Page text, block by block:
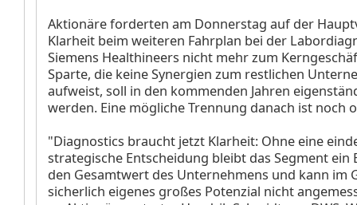
Aktionäre forderten am Donnerstag auf der
Klarheit beim weiteren Fahrplan bei der
Siemens Healthineers nicht mehr zum
Sparte, die keine Synergien zum restlichen
aufweist, soll in den kommenden Jahren
werden. Eine mögliche Trennung danach ist noch
"Diagnostics braucht jetzt Klarheit: Ohne eine
strategische Entscheidung bleibt das Segment
den Gesamtwert des Unternehmens und kann im
sicherlich eigenes großes Potenzial nicht